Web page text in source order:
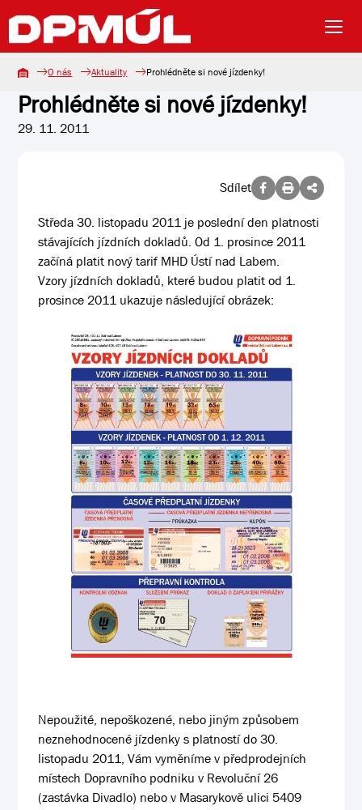
O nás Aktuality Prohlédněte si nové jízdenky!
Prohlédněte si nové jízdenky!
29. 11. 2011
Sdílet
Středa 30. listopadu 2011 je poslední den platnosti
stávajících jízdních dokladů. Od 1. prosince 2011
začíná platit nový tarif MHD Ústí nad Labem.
Vzory jízdních dokladů, které budou platit od 1.
prosince 2011 ukazuje následující obrázek:
Nepoužité, nepoškozené, nebo jiným způsobem
neznehodnocené jízdenky s platností do 30.
listopadu 2011, Vám vyměníme v předprodejních
místech Dopravního podniku v Revoluční 26
(zastávka Divadlo) nebo v Masarykově ulici 5409